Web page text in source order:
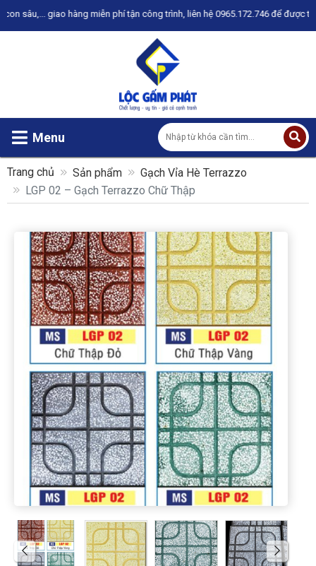
miễn phí tận công trình, liên hệ 0965.172.746 để được tư vấn
Menu
Trang chủ Sản phẩm
Gạch Vỉa Hè Terrazzo
LGP 02 – Gạch Terrazzo Chữ Thập